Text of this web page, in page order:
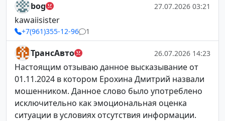
bog 27.07.2026 03:21
kawaiisister
+7(961)355-12-96 1
ТрансАвто 26.07.2026 14:23
Настоящим отзываю данное высказывание от
01.11.2024 в котором Ерохина Дмитрий назвали
мошенником. Данное слово было употреблено
исключительно как эмоциональная оценка
ситуации в условиях отсутствия информации.